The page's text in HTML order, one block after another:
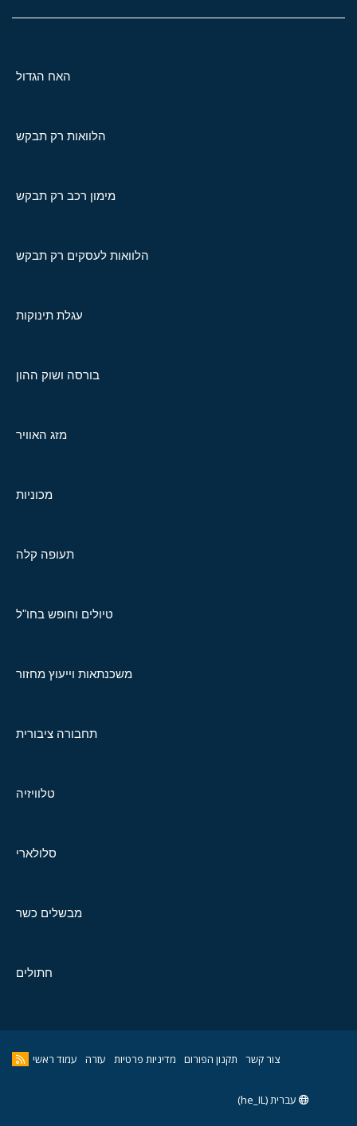
האח הגדול
הלוואות רק תבקש
מימון רכב רק תבקש
הלוואות לעסקים רק תבקש
עגלת תינוקות
בורסה ושוק ההון
מזג האוויר
מכוניות
תעופה קלה
טיולים וחופש בחו"ל
משכנתאות וייעוץ מחזור
תחבורה ציבורית
טלוויזיה
סלולארי
מבשלים כשר
חתולים
צור קשר תקנון הפורום מדיניות פרטיות עזרה עמוד ראשי
עברית (he_IL)